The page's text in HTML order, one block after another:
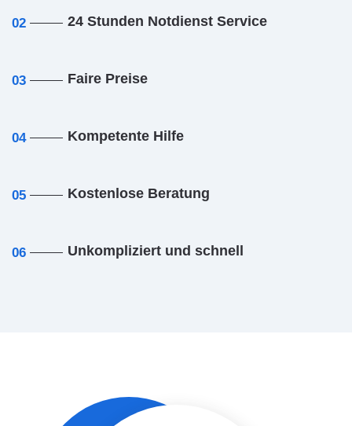
02 24 Stunden Notdienst Service
03 Faire Preise
04 Kompetente Hilfe
05 Kostenlose Beratung
06 Unkompliziert und schnell